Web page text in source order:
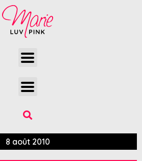
8 août 2010